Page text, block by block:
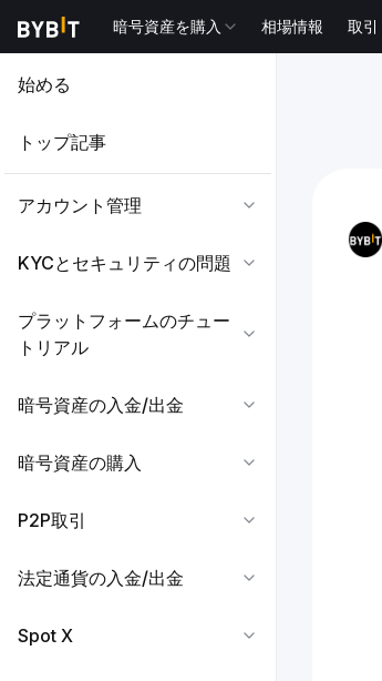
暗号資産を購入 相場情報 取引
始める
トップ記事
アカウント管理
KYCとセキュリティの問題
プラットフォームのチュー
トリアル
暗号資産の入金/出金
暗号資産の購入
P2P取引
法定通貨の入金/出金
Spot X